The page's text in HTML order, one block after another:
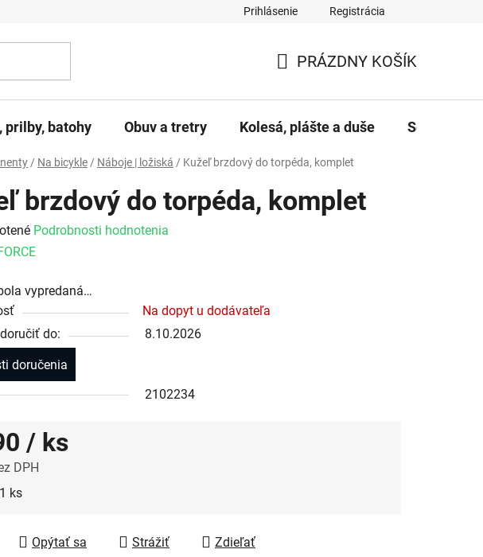
Prihlásenie Registrácia
PRÁZDNY KOŠÍK
prilby, batohy Obuv a tretry Kolesá, plášte a duše Servis a
/ Na bicykle / Náboje | ložiská / Kužeľ brzdový do torpéda, komplet
brzdový do torpéda, komplet
hodnotenie produktu je 0,0 z 5 hviezdičiek.
Podrobnosti hodnotenia
vypredaná…
Na dopyt u dodávateľa
do:
8.10.2026
doručenia
2102234
/ ks
DPH
cena:
ks
Opýtať sa Strážiť Zdieľať